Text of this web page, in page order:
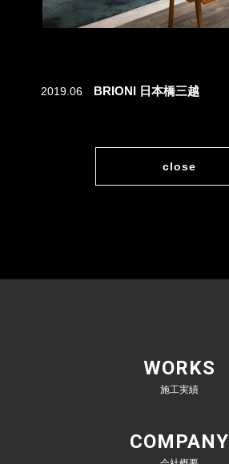
2019.06 BRIONI 日本橋三越
close
WORKS
施工実績
COMPANY